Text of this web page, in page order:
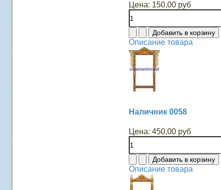
Цена: 150,00 руб
Описание товара
Наличник 0058
Цена: 450,00 руб
Описание товара